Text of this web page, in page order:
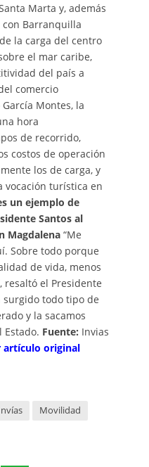
Marta y, además
Barranquilla
la carga del centro
el mar caribe,
del país a
comercio
Montes, la
hora
de recorrido,
costos de operación
los de carga, y
vocación turística en
un ejemplo de
Santos al
Magdalena“Me
Sobre todo porque
de vida, menos
resaltó el Presidente
surgido todo tipo de
y la sacamos
Estado. Fuente: Invias
artículo original
Movilidad